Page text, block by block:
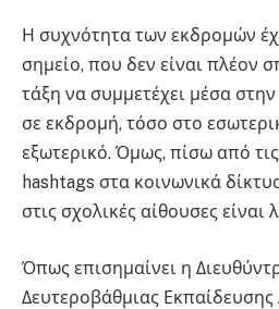
Η συχνότητα των εκδρομών
σημείο, που δεν είναι πλέον
τάξη να συμμετέχει μέσα
σε εκδρομή, τόσο στο
εξωτερικό. Όμως, πίσω από
hashtags στα κοινωνικά
στις σχολικές αίθουσες είναι
Όπως επισημαίνει η
Δευτεροβάθμιας Εκπαίδευσης